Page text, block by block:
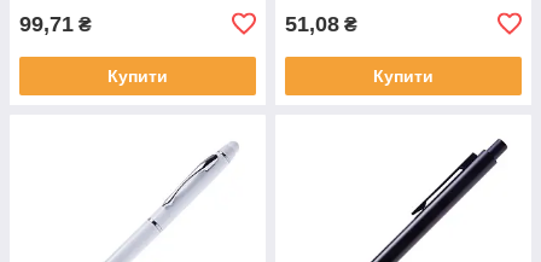
99,71 ₴
Купити
51,08 ₴
Купити